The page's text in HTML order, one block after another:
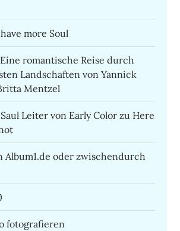
more Soul
romantische Reise durch
Landschaften von Yannick
Mentzel
Leiter von Early Color zu Here
Album1.de oder zwischendurch
fotografieren